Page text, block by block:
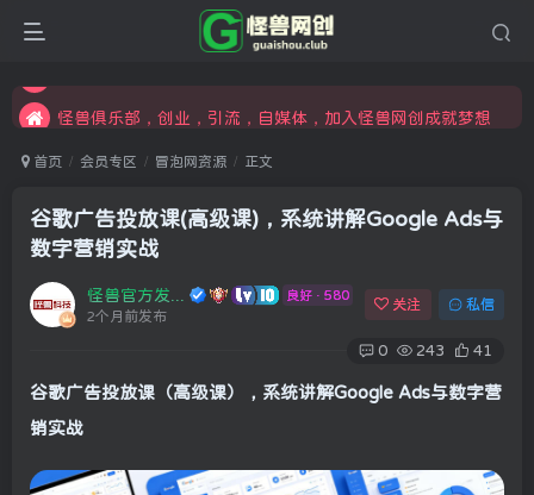
限时开通会员更享折扣，超高返佣
首页 会员专区 冒泡网资源 正文
谷歌广告投放课(高级课)，系统讲解Google Ads与
数字营销实战
良好 · 580
2个月前发布
关注 私信
0 243 41
谷歌广告投放课（高级课），系统讲解Google Ads与数字营
销实战